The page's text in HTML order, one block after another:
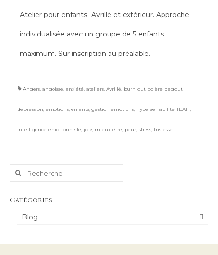
Atelier pour enfants- Avrillé et extérieur. Approche
individualisée avec un groupe de 5 enfants
maximum. Sur inscription au préalable.
Angers, angoisse, anxiété, ateliers, Avrillé, burn out, colère, degout,
depression, émotions, enfants, gestion émotions, hypersensibilité TDAH,
intelligence emotionnelle, joie, mieux-être, peur, stress, tristesse
Rechercher
Catégories
Blog